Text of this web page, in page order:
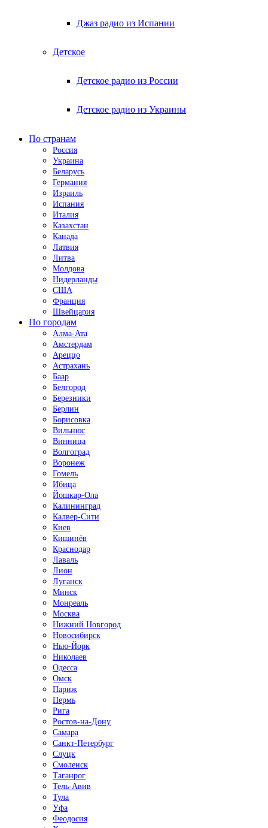
Джаз радио из Испании
Детское
Детское радио из России
Детское радио из Украины
По странам
Россия
Украина
Беларусь
Германия
Израиль
Испания
Италия
Казахстан
Канада
Латвия
Литва
Молдова
Нидерланды
США
Франция
Швейцария
По городам
Алма-Ата
Амстердам
Ареццо
Астрахань
Баар
Белгород
Березники
Берлин
Борисовка
Вильнюс
Винница
Волгоград
Воронеж
Гомель
Ибица
Йошкар-Ола
Калининград
Калвер-Сити
Киев
Кишинёв
Краснодар
Лаваль
Лион
Луганск
Минск
Монреаль
Москва
Нижний Новгород
Новосибирск
Нью-Йорк
Николаев
Одесса
Омск
Париж
Пермь
Рига
Ростов-на-Дону
Самара
Санкт-Петербург
Слуцк
Смоленск
Таганрог
Тель-Авив
Тула
Уфа
Феодосия